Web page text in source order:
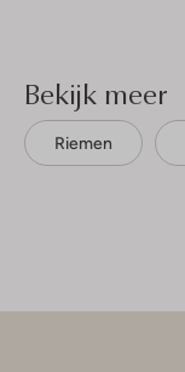
Bekijk meer
Riemen